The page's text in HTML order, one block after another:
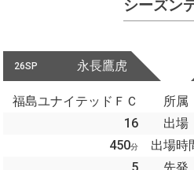
シーズン
26SP 永長鷹虎
福島ユナイテッドＦＣ 所属
16
出場
450分 出場時